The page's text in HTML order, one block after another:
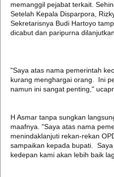
memanggil pejabat terkait.
Setelah Kepala Disparpora,
Sekretarisnya Budi Hartoyo
dicabut dan paripurna
"Saya atas nama pemerintah
kurang menghargai orang. Ini
namun ini sangat penting,"
H Asmar tanpa sungkan
maafnya. "Saya atas nama
menindaklanjuti rekan-rekan
sampaikan kepada bupati.
kedepan kami akan lebih baik